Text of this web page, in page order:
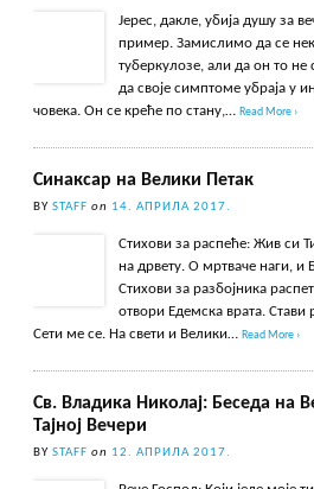
Јерес, дакле, убија душу за
пример. Замислимо да се
туберкулозе, али да он то
да своје симптоме убраја у
човека. Он се креће по стану,…Read More ›
Синаксар на Велики Петак
BYSTAFF on 14. АПРИЛА 2017.
Стихови за распеће: Жив си
на дрвету. О мртваче наги, и
Стихови за разбојника
отвори Едемска врата.
Сети ме се. На свети и Велики…Read More ›
Св. Владика Николај: Беседа на
Тајној Вечери
BYSTAFF on 12. АПРИЛА 2017.